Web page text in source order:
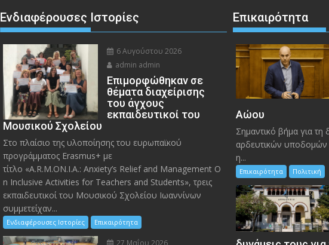
Ενδιαφέρουσες Ιστορίες
6 Αυγούστου 2026
admin admin
Eπιμορφώθηκαν σε
θέματα διαχείρισης
του άγχους
εκπαιδευτικοί του
Μουσικού Σχολείου
Στο πλαίσιο της υλοποίησης του ευρωπαϊκού
προγράμματος Erasmus+ με
τίτλο «A.R.M.ON.I.A.: Anxiety’s Relief and Management O
n Inclusive Activities for Teachers and Students», τρεις
εκπαιδευτικοί του Μουσικού Σχολείου Ιωαννίνων
συμμετείχαν...
Ενδιαφέρουσες Ιστορίες Επικαιρότητα
27 Μαΐου 2026
Επικαιρότητα
Αώου
Σημαντικό βήμα για τη
αρδευτικών υποδομών
η...
Επικαιρότητα Πολιτική